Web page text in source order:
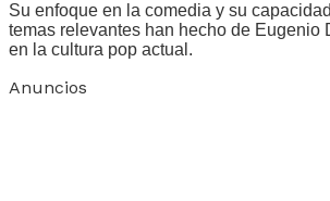
Su enfoque en la comedia y su
temas relevantes han hecho de Eugenio
en la cultura pop actual.
Anuncios